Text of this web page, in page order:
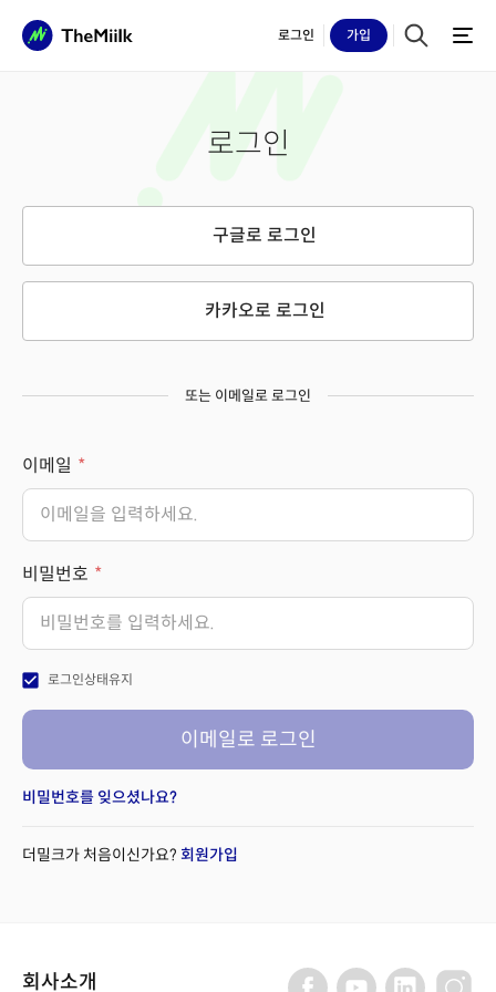
로그인 가입
로그인
구글로 로그인
카카오로 로그인
또는 이메일로 로그인
이메일
비밀번호
check_box 로그인상태유지
이메일로 로그인
비밀번호를 잊으셨나요?
더밀크가 처음이신가요? 회원가입
회사소개